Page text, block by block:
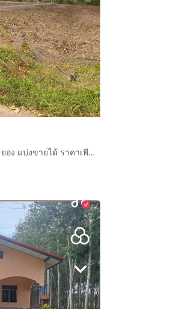
ขายที่ดิน 5 ไร่ 20 ตร.ว. ชากพง อำเภอแกลง ระยอง แบ่งขายได้ ราคาเพียง 9 ล้านบาท